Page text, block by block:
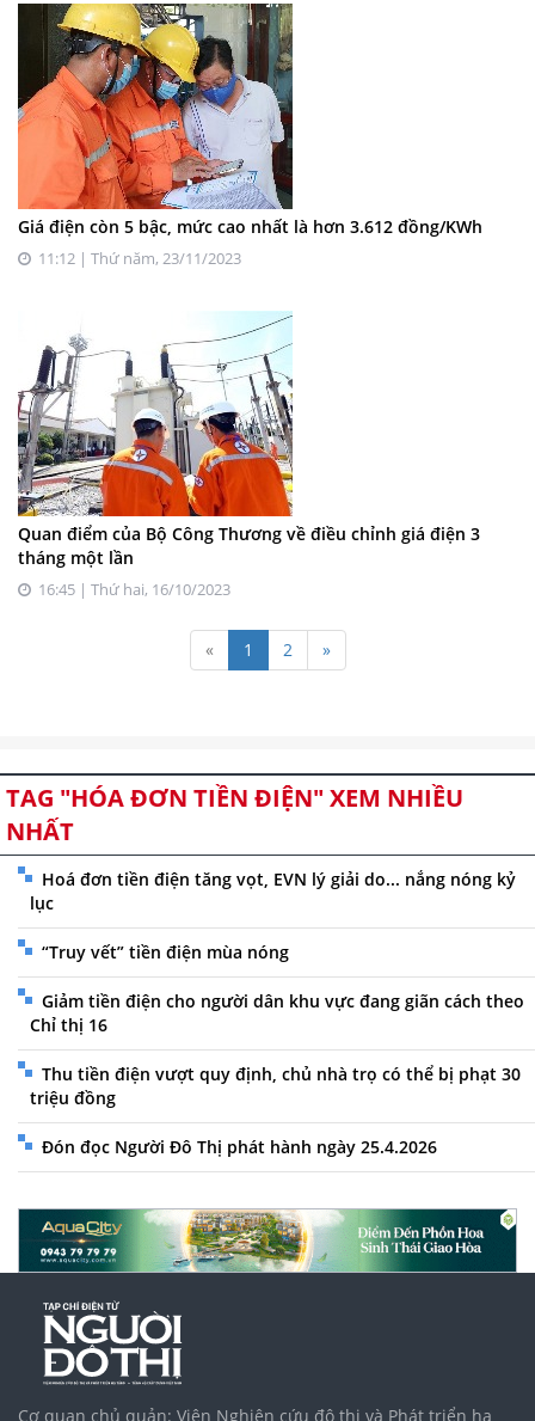
Giá điện còn 5 bậc, mức cao nhất là hơn 3.612 đồng/KWh
11:12 | Thứ năm, 23/11/2023
Quan điểm của Bộ Công Thương về điều chỉnh giá điện 3
tháng một lần
16:45 | Thứ hai, 16/10/2023
« 1 2 »
TAG "HÓA ĐƠN TIỀN ĐIỆN" XEM NHIỀU
NHẤT
Hoá đơn tiền điện tăng vọt, EVN lý giải do... nắng nóng kỷ
lục
“Truy vết” tiền điện mùa nóng
Giảm tiền điện cho người dân khu vực đang giãn cách theo
Chỉ thị 16
Thu tiền điện vượt quy định, chủ nhà trọ có thể bị phạt 30
triệu đồng
Đón đọc Người Đô Thị phát hành ngày 25.4.2026
Cơ quan chủ quản: Viện Nghiên cứu đô thị và Phát triển hạ